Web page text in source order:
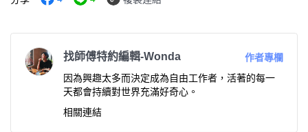
找師傅特約編輯-Wonda
作者專欄
因為興趣太多而決定成為自由工作者，活著的每一
天都會持續對世界充滿好奇心。
相關連結